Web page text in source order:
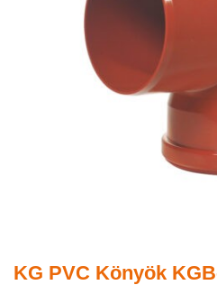
KG PVC Könyök